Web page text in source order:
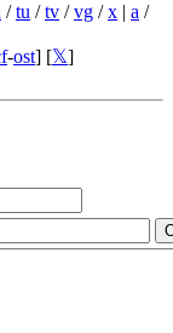
/tu /tv /vg /x | a /
-ost] [𝕏]